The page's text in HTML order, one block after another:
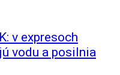
v expresoch
vodu a posilnia